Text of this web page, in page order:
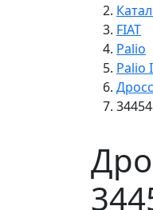
FIAT
Palio
Palio